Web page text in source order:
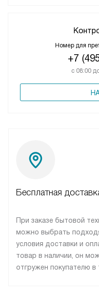
Номер для
+7
с 08:00
Бесплатная
При заказе бытовой
можно выбрать
условия доставки и
товар в наличии, он
отгружен покупателю в